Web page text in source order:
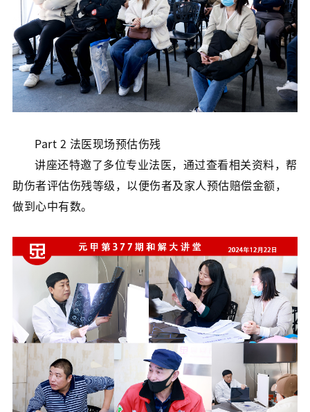
Part 2 法医现场预估伤残
讲座还特邀了多位专业法医，通过查看相关资料，帮
助伤者评估伤残等级，以便伤者及家人预估赔偿金额，
做到心中有数。